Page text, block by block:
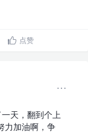
点赞
天，翻到个上
力加油啊，争